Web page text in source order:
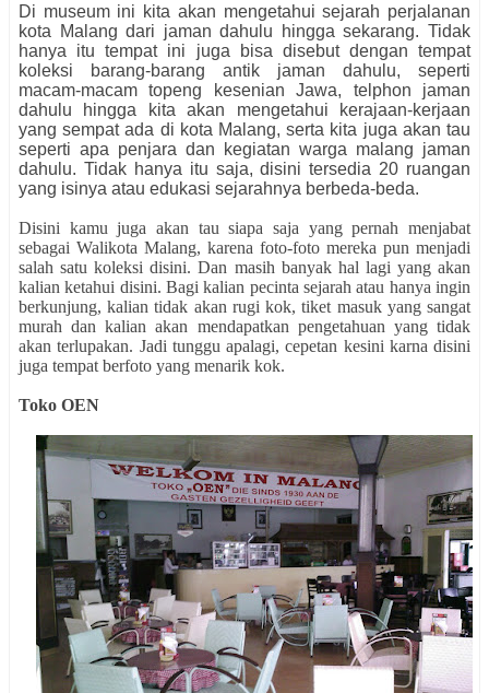
Di museum ini kita akan mengetahui sejarah perjalanan
kota Malang dari jaman dahulu hingga sekarang. Tidak
hanya itu tempat ini juga bisa disebut dengan tempat
koleksi barang-barang antik jaman dahulu, seperti
macam-macam topeng kesenian Jawa, telphon jaman
dahulu hingga kita akan mengetahui kerajaan-kerjaan
yang sempat ada di kota Malang, serta kita juga akan tau
seperti apa penjara dan kegiatan warga malang jaman
dahulu. Tidak hanya itu saja, disini tersedia 20 ruangan
yang isinya atau edukasi sejarahnya berbeda-beda.
Disini kamu juga akan tau siapa saja yang pernah menjabat
sebagai Walikota Malang, karena foto-foto mereka pun menjadi
salah satu koleksi disini. Dan masih banyak hal lagi yang akan
kalian ketahui disini. Bagi kalian pecinta sejarah atau hanya ingin
berkunjung, kalian tidak akan rugi kok, tiket masuk yang sangat
murah dan kalian akan mendapatkan pengetahuan yang tidak
akan terlupakan. Jadi tunggu apalagi, cepetan kesini karna disini
juga tempat berfoto yang menarik kok.
Toko OEN